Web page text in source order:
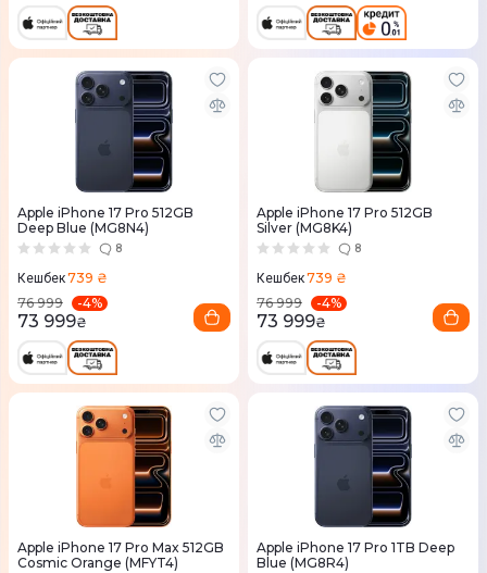
Apple iPhone 17 Pro 512GB
Deep Blue (MG8N4)
8
Кешбек739 ₴
76 999
-4%
73 999₴
Apple iPhone 17 Pro 512GB
Silver (MG8K4)
8
Кешбек739 ₴
76 999
-4%
73 999₴
Apple iPhone 17 Pro Max 512GB
Cosmic Orange (MFYT4)
Apple iPhone 17 Pro 1TB Deep
Blue (MG8R4)